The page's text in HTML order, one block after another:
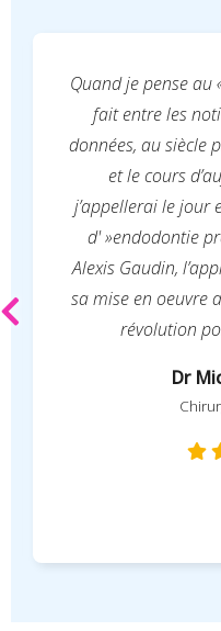
qui a été
endodontie)
à ce cours
par le Dr
spécialité et
est une